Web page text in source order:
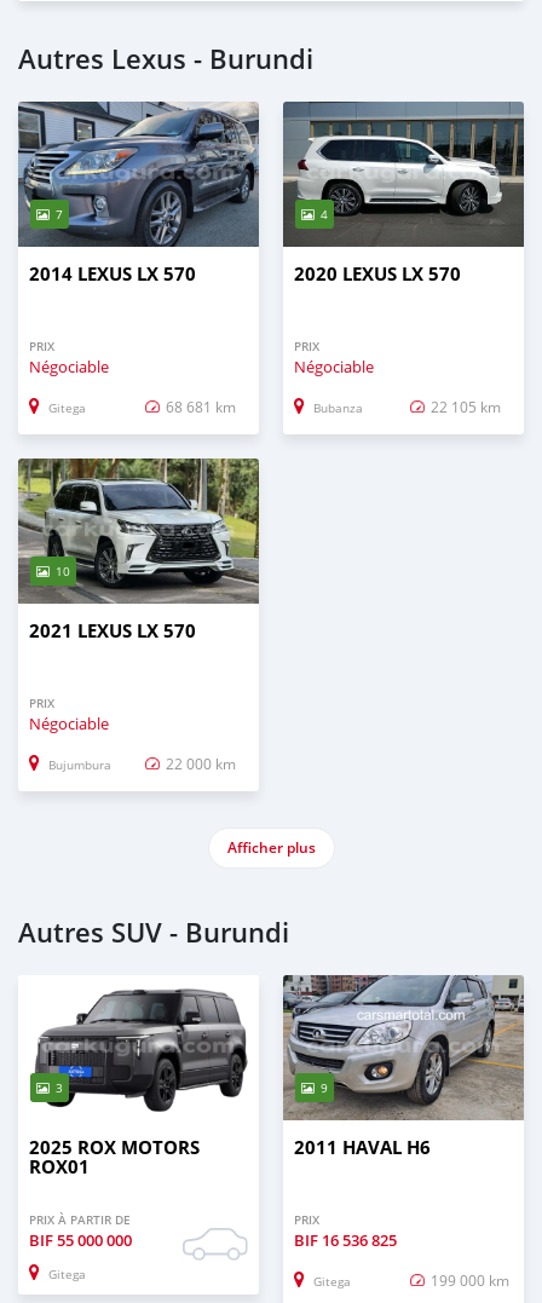
Autres Lexus - Burundi
7
2014 LEXUS LX 570
PRIX
Négociable
Gitega 68 681 km
4
2020 LEXUS LX 570
PRIX
Négociable
Bubanza 22 105 km
10
2021 LEXUS LX 570
PRIX
Négociable
Bujumbura 22 000 km
Afficher plus
Autres SUV - Burundi
3
2025 ROX MOTORS
ROX01
PRIX À PARTIR DE
BIF55 000 000
Gitega
9
2011 HAVAL H6
PRIX
BIF 16 536 825
Gitega 199 000 km